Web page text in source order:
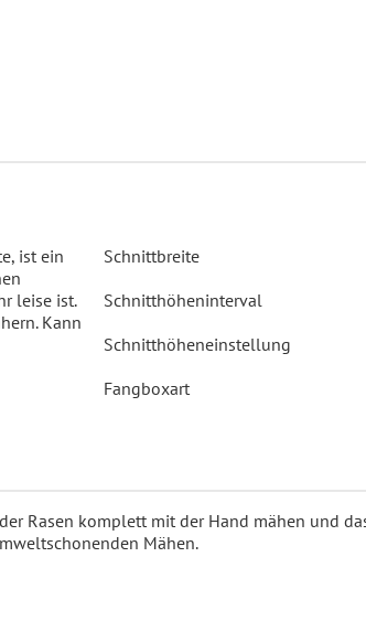
ist ein
leise ist.
Kann
Schnittbreite
Schnitthöheninterval
Schnitthöheneinstellung
Fangboxart
Rasen komplett mit der Hand mähen und
Mähen.